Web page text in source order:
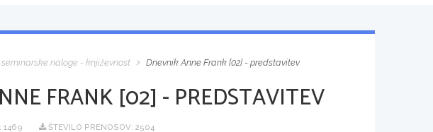
naloge - književnost Dnevnik Anne Frank [02] - predstavitev
FRANK [02] - PREDSTAVITEV
1469 ŠTEVILO PRENOSOV: 2504